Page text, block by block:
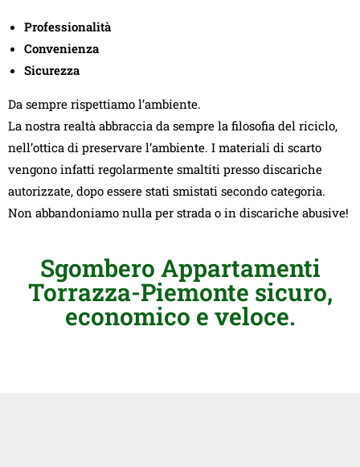
Professionalità
Convenienza
Sicurezza
Da sempre rispettiamo l’ambiente.
La nostra realtà abbraccia da sempre la filosofia del riciclo,
nell’ottica di preservare l’ambiente. I materiali di scarto
vengono infatti regolarmente smaltiti presso discariche
autorizzate, dopo essere stati smistati secondo categoria.
Non abbandoniamo nulla per strada o in discariche abusive!
Sgombero Appartamenti
Torrazza-Piemonte sicuro,
economico e veloce.